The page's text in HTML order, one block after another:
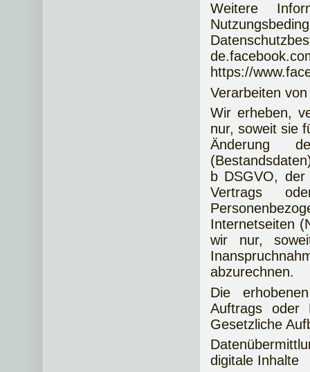
Weitere
https://
Verarbeiten
Wir erheben,
nur, soweit sie
Änderung
b DSGVO,
Vertrags
Internetseiten
wir nur,
abzurechnen.
Die
Auftrags oder
Gesetzliche
digitale Inhalte